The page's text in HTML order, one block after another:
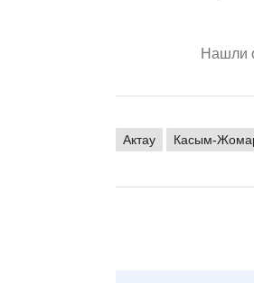
Нашли
Актау Касым-